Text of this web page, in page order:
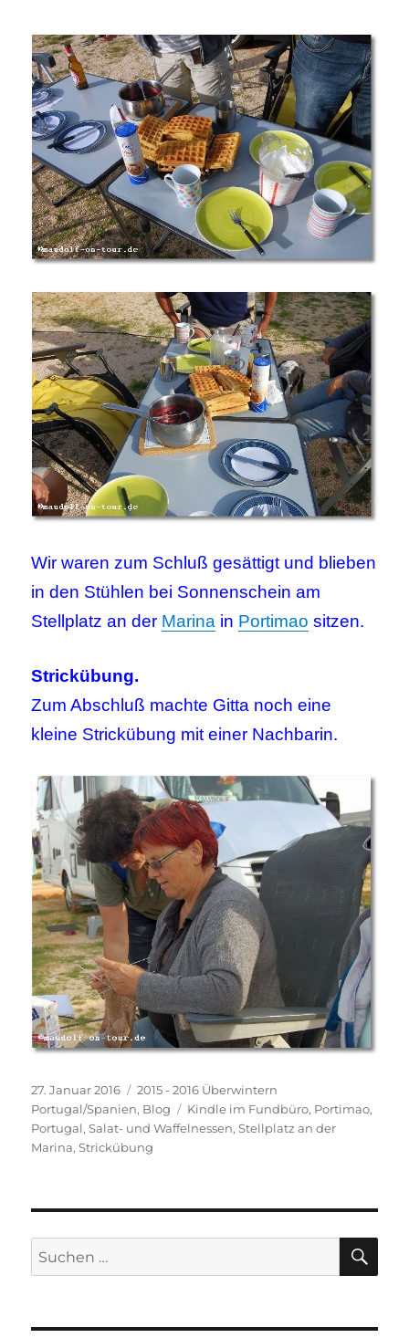
Wir waren zum Schluß gesättigt und blieben
in den Stühlen bei Sonnenschein am
Stellplatz an der Marina in Portimao sitzen.
Strickübung.
Zum Abschluß machte Gitta noch eine
kleine Strickübung mit einer Nachbarin.
Veröffentlicht
am
27. Januar 2016 Kategorien
2015 - 2016 Überwintern
Portugal/Spanien, Blog Schlagwörter
Kindle im Fundbüro, Portimao,
Portugal,Salat- und Waffelnessen,Stellplatz an der
Marina,Strickübung
Suchen
nach: